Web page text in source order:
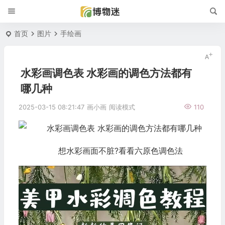
首页 图片 手绘画
水彩画调色表 水彩画的调色方法都有
哪几种
2025-03-15 08:21:47 画小画 110
阅读模式
想水彩画面不脏?看看六原色调色法